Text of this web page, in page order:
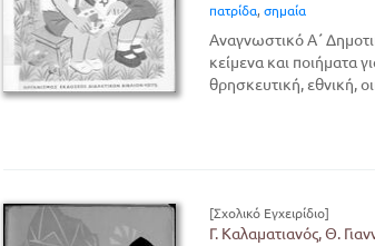
πατρίδα, σημαία
Αναγνωστικό Α΄
κείμενα και ποιήματα
θρησκευτική, εθνική,
[Σχολικό Εγχειρίδιο]
Γ. Καλαματιανός, Θ.